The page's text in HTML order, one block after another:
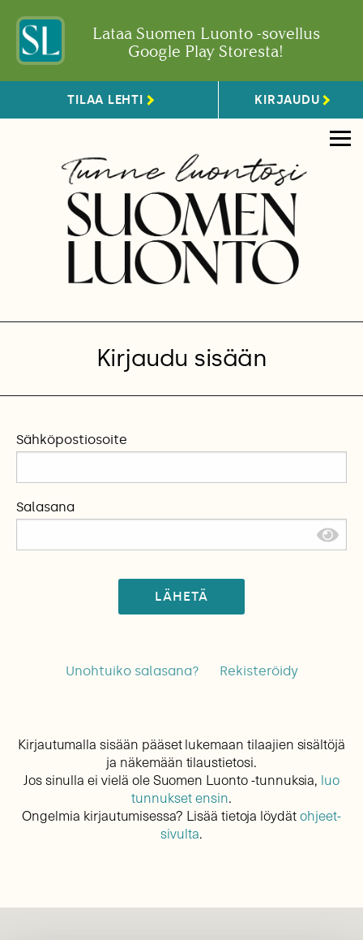
Lataa Suomen Luonto -sovellus
Google Play Storesta!
TILAA LEHTI KIRJAUDU
Kirjaudu sisään
Sähköpostiosoite
Salasana
LÄHETÄ
Unohtuiko salasana? Rekisteröidy
Kirjautumalla sisään pääset lukemaan tilaajien sisältöjä
ja näkemään tilaustietosi.
Jos sinulla ei vielä ole Suomen Luonto -tunnuksia, luo
tunnukset ensin.
Ongelmia kirjautumisessa? Lisää tietoja löydätohjeet-
sivulta.